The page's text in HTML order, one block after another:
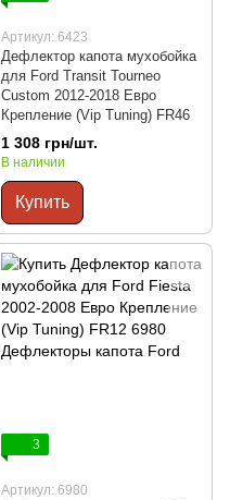
Артикул: 6423
Дефлектор капота мухобойка
для Ford Transit Tourneo
Custom 2012-2018 Евро
Крепление (Vip Tuning) FR46
1 308 грн/шт.
В наличии
Купить
3
Артикул: 6980